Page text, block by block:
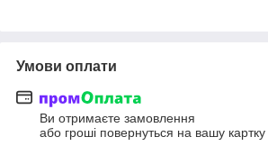
Умови оплати
Ви отримаєте замовлення
або гроші повернуться на вашу картку